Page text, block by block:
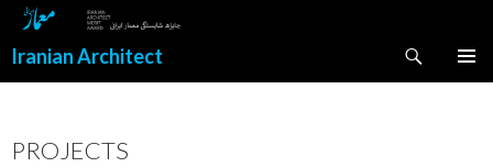
Iranian Architect
PROJECTS